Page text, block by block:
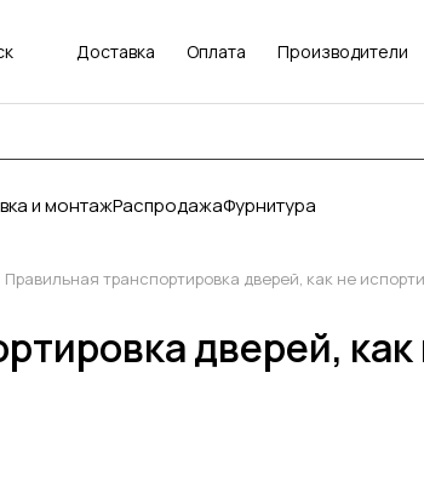
Доставка Оплата Производители
и монтажРаспродажаФурнитура
Правильная транспортировка дверей, как не
дверей,